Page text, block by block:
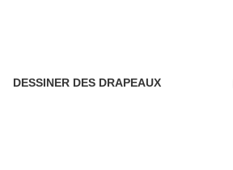
DESSINER DES DRAPEAUX